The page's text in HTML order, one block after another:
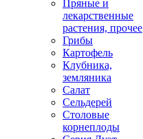
Пряные и
лекарственные
растения, прочее
Грибы
Картофель
Клубника,
земляника
Салат
Сельдерей
Столовые
корнеплоды